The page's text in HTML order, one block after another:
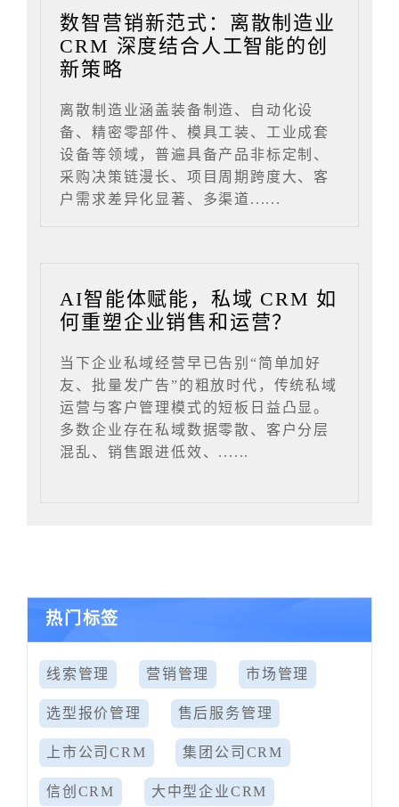
数智营销新范式：离散制造业
CRM 深度结合人工智能的创
新策略
离散制造业涵盖装备制造、自动化设
备、精密零部件、模具工装、工业成套
设备等领域，普遍具备产品非标定制、
采购决策链漫长、项目周期跨度大、客
户需求差异化显著、多渠道......
AI智能体赋能，私域 CRM 如
何重塑企业销售和运营？
当下企业私域经营早已告别“简单加好
友、批量发广告”的粗放时代，传统私域
运营与客户管理模式的短板日益凸显。
多数企业存在私域数据零散、客户分层
混乱、销售跟进低效、......
热门标签
线索管理 营销管理 市场管理
选型报价管理 售后服务管理
上市公司CRM 集团公司CRM
信创CRM 大中型企业CRM